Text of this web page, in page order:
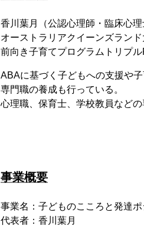
香川葉月（公認心理師・臨床心理
オーストラリアクイーンズラン
前向き子育てプログラムトリプル
ABAに基づく子どもへの支援や
専門職の養成も行っている。
心理職、保育士、学校教員など
事業概要
事業名：子どものこころと発達
代表者：香川葉月